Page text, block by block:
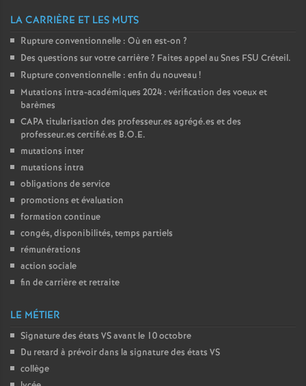
LA CARRIÈRE ET LES MUTS
Rupture conventionnelle : Où en est-on ?
Des questions sur votre carrière? Faites appel au Snes FSU Créteil.
Rupture conventionnelle : enfin du nouveau!
Mutations intra-académiques 2024 : vérification des voeux et
barèmes
CAPAtitularisation des professeur.es agrégé.es et des
professeur.es certifié.es B.O.E.
mutations inter
mutations intra
obligations de service
promotions et évaluation
formation continue
congés, disponibilités, temps partiels
rémunérations
action sociale
fin de carrière et retraite
LE MÉTIER
Signature des états VSavant le 10 octobre
Du retard à prévoir dans la signature des états VS
collège